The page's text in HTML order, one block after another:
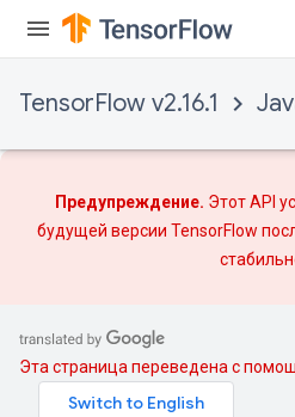
TensorFlow v2.16.1
Предупреждение. Этот API
будущей версии TensorFlow
Эта страница переведена с